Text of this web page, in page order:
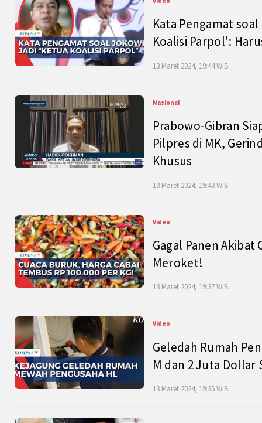
Kata Pengamat
Koalisi Parpol':
13 Maret 2024, 19:44 WIB
Nasional
Prabowo-Gibran
Pilpres di MK,
Khusus
13 Maret 2024, 19:43 WIB
Video
Gagal Panen Akibat
Meroket!
13 Maret 2024, 19:37 WIB
Video
Geledah Rumah
M dan 2 Juta Dollar
13 Maret 2024, 19:35 WIB